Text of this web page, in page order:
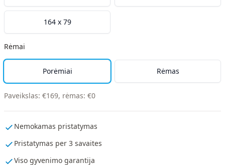
164 x 79
Rėmai
Porėmiai Rėmas
Paveikslas: €169, rėmas: €0
Nemokamas pristatymas
Pristatymas per 3 savaites
Viso gyvenimo garantija